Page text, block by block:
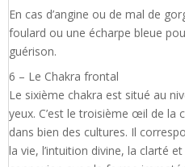
En cas d’angine ou de mal de
foulard ou une écharpe bleue
guérison.
6 – Le Chakra frontal
Le sixième chakra est situé au
yeux. C’est le troisième œil de la
dans bien des cultures. Il
la vie, l’intuition divine, la clarté